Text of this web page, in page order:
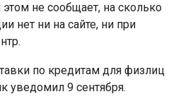
не сообщает, на сколько
нет ни на сайте, ни при
по кредитам для физлиц
уведомил 9 сентября.